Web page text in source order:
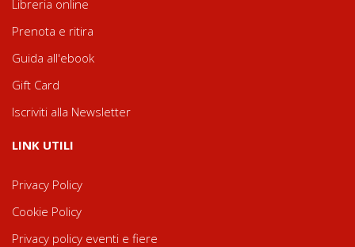
Libreria online
Prenota e ritira
Guida all'ebook
Gift Card
Iscriviti alla Newsletter
LINK UTILI
Privacy Policy
Cookie Policy
Privacy policy eventi e fiere